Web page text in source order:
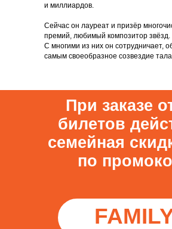
и миллиардов.
Сейчас он лауреат и призёр
премий, любимый композитор звёзд.
С многими из них он сотрудничает,
самым своеобразное созвездие
При заказе
билетов
семейная
по